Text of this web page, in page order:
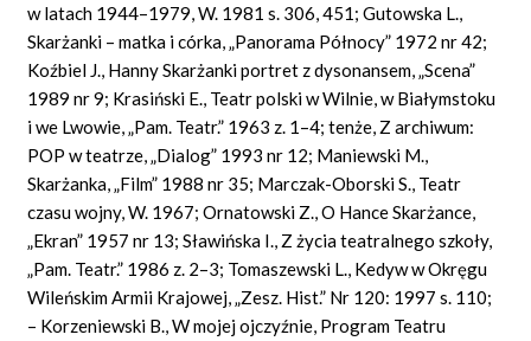
w latach 1944–1979, W. 1981 s. 306, 451; Gutowska L.,
Skarżanki – matka i córka, „Panorama Północy” 1972 nr 42;
Koźbiel J., Hanny Skarżanki portret z dysonansem, „Scena”
1989 nr 9; Krasiński E., Teatr polski w Wilnie, w Białymstoku
i we Lwowie, „Pam. Teatr.” 1963 z. 1–4; tenże, Z archiwum:
POP w teatrze, „Dialog” 1993 nr 12; Maniewski M.,
Skarżanka, „Film” 1988 nr 35; Marczak-Oborski S., Teatr
czasu wojny, W. 1967; Ornatowski Z., O Hance Skarżance,
„Ekran” 1957 nr 13; Sławińska I., Z życia teatralnego szkoły,
„Pam. Teatr.” 1986 z. 2–3; Tomaszewski L., Kedyw w Okręgu
Wileńskim Armii Krajowej, „Zesz. Hist.” Nr 120: 1997 s. 110;
– Korzeniewski B., W mojej ojczyźnie, Program Teatru